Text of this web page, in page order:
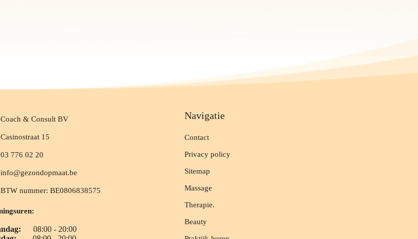
Coach & Consult BV
Casinostraat 15
03 776 02 20
info@gezondopmaat.be
BTW nummer: BE0806838575
08:00 - 20:00
Navigatie
Contact
Privacy policy
Sitemap
Massage
Therapie.
Beauty